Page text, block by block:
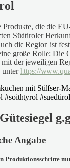
die die
Südtiroler
die Region ist
große Rolle:
der jeweiligen
unterhttps://
Angabe